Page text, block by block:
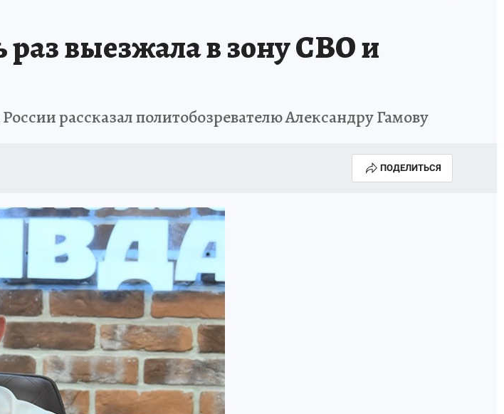
выезжала в зону СВО и
рассказал политобозревателю Александру Гамову
ПОДЕЛИТЬСЯ